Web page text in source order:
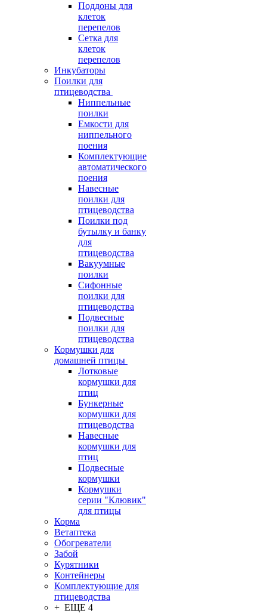
Поддоны для
клеток
перепелов
Сетка для
клеток
перепелов
Инкубаторы
Поилки для
птицеводства
Ниппельные
поилки
Емкости для
ниппельного
поения
Комплектующие
автоматического
поения
Навесные
поилки для
птицеводства
Поилки под
бутылку и банку
для
птицеводства
Вакуумные
поилки
Сифонные
поилки для
птицеводства
Подвесные
поилки для
птицеводства
Кормушки для
домашней птицы
Лотковые
кормушки для
птиц
Бункерные
кормушки для
птицеводства
Навесные
кормушки для
птиц
Подвесные
кормушки
Кормушки
серии "Клювик"
для птицы
Корма
Ветаптека
Обогреватели
Забой
Курятники
Контейнеры
Комплектующие для
птицеводства
+ ЕЩЕ 4